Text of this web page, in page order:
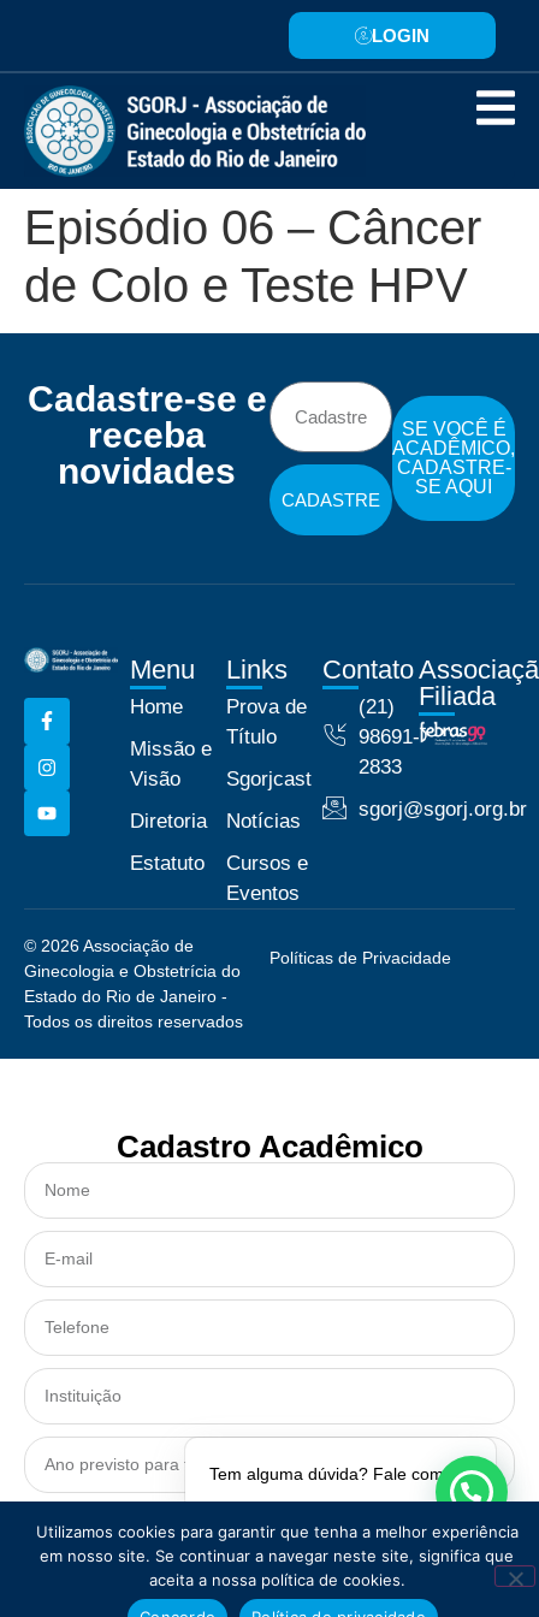
LOGIN
Episódio 06 – Câncer
de Colo e Teste HPV
Cadastre-se e
receba
novidades
CADASTRE
SE VOCÊ É
ACADÊMICO,
CADASTRE-
SE AQUI
Menu
Home
Missão e
Visão
Diretoria
Estatuto
Links
Prova de
Título
Sgorjcast
Notícias
Cursos e
Eventos
Contato
(21)
98691-
2833
sgorj@sgorj.org.br
Filiada
© 2026 Associação de
Ginecologia e Obstetrícia do
Estado do Rio de Janeiro -
Todos os direitos reservados
Políticas de Privacidade
Cadastro Acadêmico
CADASTRAR
Utilizamos cookies para garantir que tenha a melhor experiência
em nosso site. Se continuar a navegar neste site, significa que
aceita a nossa política de cookies.
Tem alguma dúvida? Fale comigo!